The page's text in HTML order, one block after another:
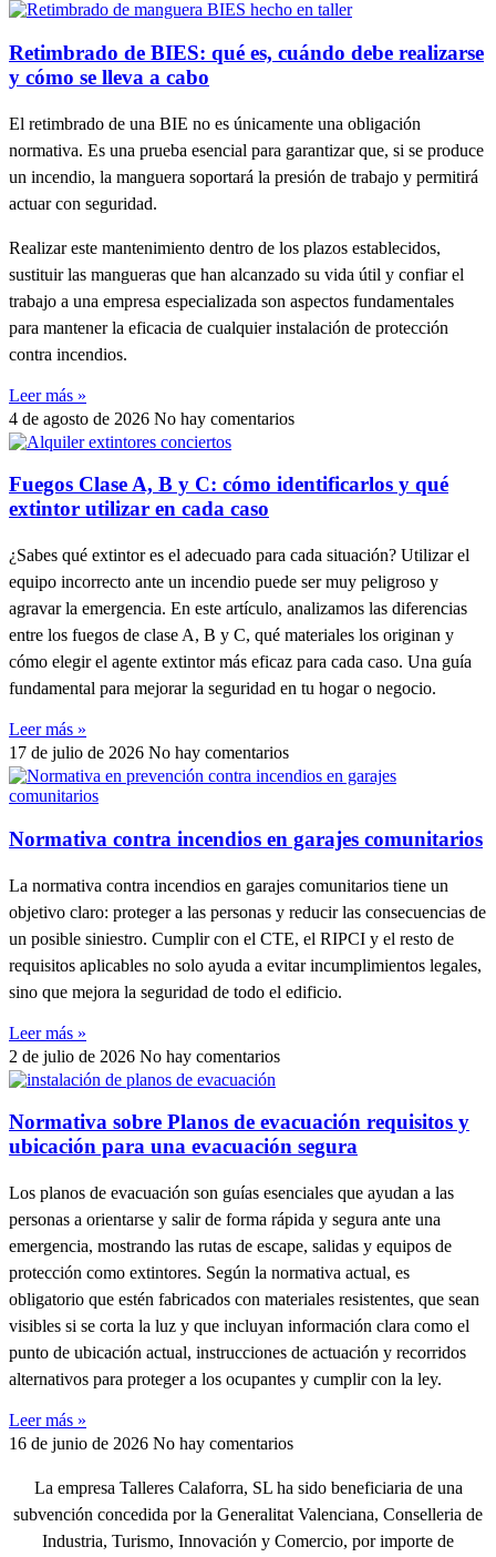
Retimbrado de BIES: qué es, cuándo debe realizarse
y cómo se lleva a cabo
El retimbrado de una BIE no es únicamente una obligación
normativa. Es una prueba esencial para garantizar que, si se produce
un incendio, la manguera soportará la presión de trabajo y permitirá
actuar con seguridad.
Realizar este mantenimiento dentro de los plazos establecidos,
sustituir las mangueras que han alcanzado su vida útil y confiar el
trabajo a una empresa especializada son aspectos fundamentales
para mantener la eficacia de cualquier instalación de protección
contra incendios.
Leer más »
4 de agosto de 2026 No hay comentarios
Fuegos Clase A, B y C: cómo identificarlos y qué
extintor utilizar en cada caso
¿Sabes qué extintor es el adecuado para cada situación? Utilizar el
equipo incorrecto ante un incendio puede ser muy peligroso y
agravar la emergencia. En este artículo, analizamos las diferencias
entre los fuegos de clase A, B y C, qué materiales los originan y
cómo elegir el agente extintor más eficaz para cada caso. Una guía
fundamental para mejorar la seguridad en tu hogar o negocio.
Leer más »
17 de julio de 2026 No hay comentarios
Normativa contra incendios en garajes comunitarios
La normativa contra incendios en garajes comunitarios tiene un
objetivo claro: proteger a las personas y reducir las consecuencias de
un posible siniestro. Cumplir con el CTE, el RIPCI y el resto de
requisitos aplicables no solo ayuda a evitar incumplimientos legales,
sino que mejora la seguridad de todo el edificio.
Leer más »
2 de julio de 2026 No hay comentarios
Normativa sobre Planos de evacuación requisitos y
ubicación para una evacuación segura
Los planos de evacuación son guías esenciales que ayudan a las
personas a orientarse y salir de forma rápida y segura ante una
emergencia, mostrando las rutas de escape, salidas y equipos de
protección como extintores. Según la normativa actual, es
obligatorio que estén fabricados con materiales resistentes, que sean
visibles si se corta la luz y que incluyan información clara como el
punto de ubicación actual, instrucciones de actuación y recorridos
alternativos para proteger a los ocupantes y cumplir con la ley.
Leer más »
16 de junio de 2026 No hay comentarios
La empresa Talleres Calaforra, SL ha sido beneficiaria de una
subvención concedida por la Generalitat Valenciana, Conselleria de
Industria, Turismo, Innovación y Comercio, por importe de